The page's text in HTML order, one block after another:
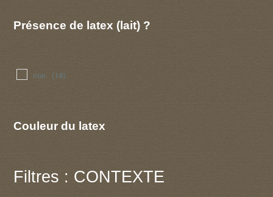
Présence de latex (lait) ?
non (10)
Couleur du latex
Filtres : CONTEXTE